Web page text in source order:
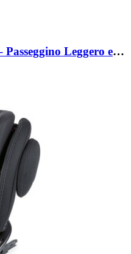
Leggero e Compatto